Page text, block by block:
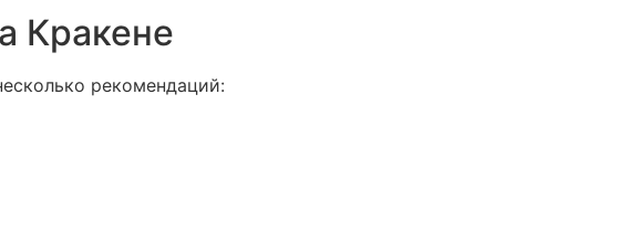
Кракене
рекомендаций: